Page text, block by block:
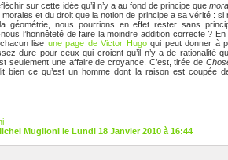
sur cette idée qu’il n’y a au fond de principe que
et du droit que la notion de principe a sa vérité :
la géométrie, nous pourrions en effet rester sans
l’honnêteté de faire la moindre addition correcte ?
lise une page de Victor Hugoqui peut donner à
dure pour ceux qui croient qu’il n’y a de rationalité
seulement une affaire de croyance. C’est, tirée de
bien ce qu’est un homme dont la raison est coupée
Muglioni le Lundi 18 Janvier 2010 à 16:44